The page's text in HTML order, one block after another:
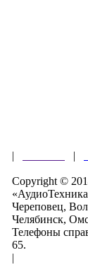
| |
Copyright ©
Череповец,
Челябинск,
Телефоны
65.
|